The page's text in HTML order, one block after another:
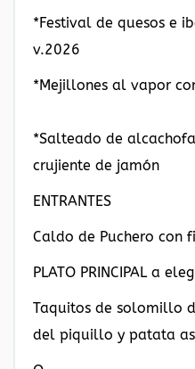
*Festival de quesos e
v.2026
*Mejillones al vapor
*Salteado de
crujiente de jamón
ENTRANTES
Caldo de Puchero con
PLATO PRINCIPAL a
Taquitos de solomillo
del piquillo y patata